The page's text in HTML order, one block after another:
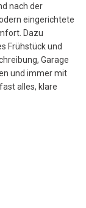
nach der
eingerichtete
Dazu
Frühstück und
Garage
und immer mit
alles, klare